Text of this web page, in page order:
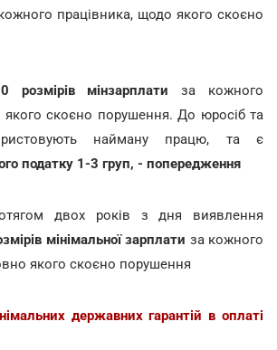
працівника, щодо якого скоєно
розмірів мінзарплати за кожного
якого скоєно порушення. До юросіб та
найману працю, та є
податку 1-3 груп, - попередження
двох років з дня виявлення
мінімальної зарплати за кожного
якого скоєно порушення
державних гарантій в оплаті